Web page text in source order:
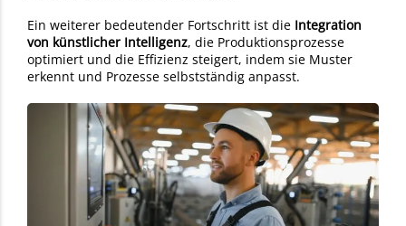
Ein weiterer bedeutender Fortschritt ist die Integration
von künstlicher Intelligenz, die Produktionsprozesse
optimiert und die Effizienz steigert, indem sie Muster
erkennt und Prozesse selbstständig anpasst.